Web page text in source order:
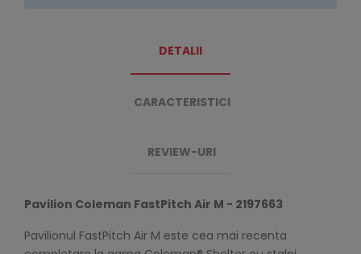
DETALII
CARACTERISTICI
REVIEW-URI
Pavilion Coleman FastPitch Air M - 2197663
Pavilionul FastPitch Air M este cea mai recenta